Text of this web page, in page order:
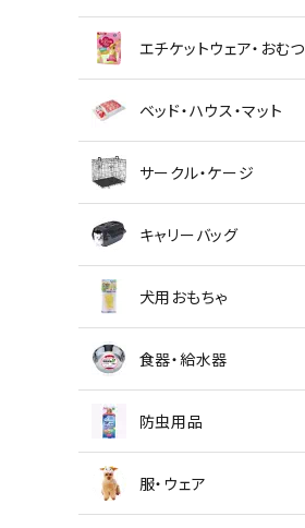
エチケットウェア・おむつ
ベッド・ハウス・マット
サークル・ケージ
キャリーバッグ
犬用おもちゃ
食器・給水器
防虫用品
服・ウェア